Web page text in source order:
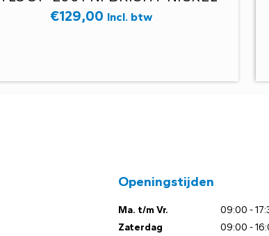
€129,00 Incl. btw
Openingstijden
Ma. t/m Vr.
Zaterdag
09:00 -
09:00 -